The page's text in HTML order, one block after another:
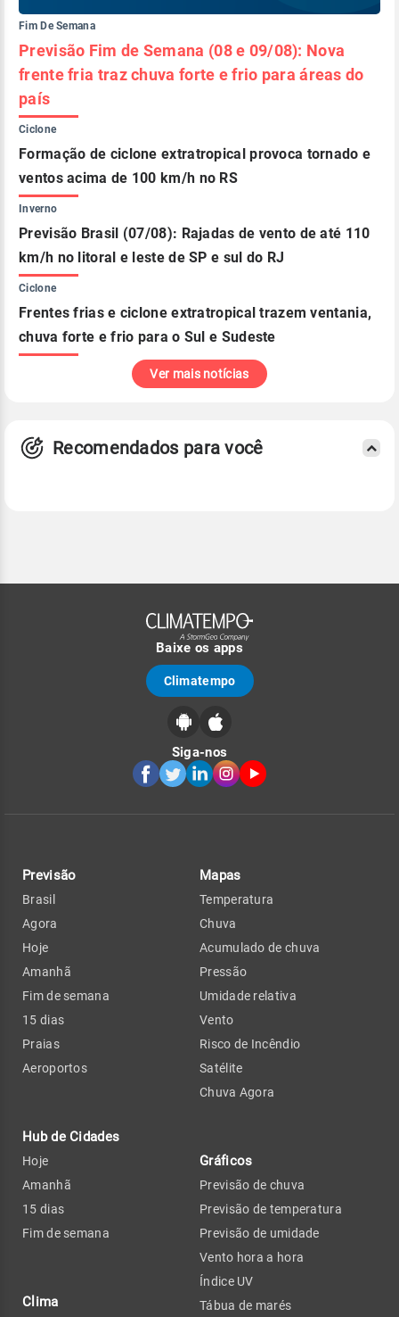
Fim De Semana
Previsão Fim de Semana (08 e 09/08): Nova
frente fria traz chuva forte e frio para áreas do
país
Ciclone
Formação de ciclone extratropical provoca tornado e
ventos acima de 100 km/h no RS
Inverno
Previsão Brasil (07/08): Rajadas de vento de até 110
km/h no litoral e leste de SP e sul do RJ
Ciclone
Frentes frias e ciclone extratropical trazem ventania,
chuva forte e frio para o Sul e Sudeste
Ver mais notícias
Recomendados para você
Baixe os apps
Climatempo
Siga-nos
Previsão
Brasil
Agora
Hoje
Amanhã
Fim de semana
15 dias
Praias
Aeroportos
Hub de Cidades
Hoje
Amanhã
15 dias
Fim de semana
Clima
Mapas
Temperatura
Chuva
Acumulado de chuva
Pressão
Umidade relativa
Vento
Risco de Incêndio
Satélite
Chuva Agora
Gráficos
Previsão de chuva
Previsão de temperatura
Previsão de umidade
Vento hora a hora
Índice UV
Tábua de marés